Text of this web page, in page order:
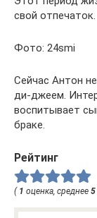
свой отпечаток.
Фото: 24smi
Сейчас Антон
ди-джеем.
воспитывает
браке.
Рейтинг
( 1 оценка, среднее 5